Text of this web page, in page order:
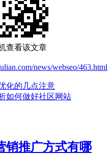
查看该文章
news/webseo/463.html
化的几点注意
如何做好社区网站
销推广方式有哪